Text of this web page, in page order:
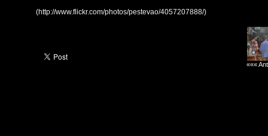
(http://www.flickr.com/photos/pestevao/4057207888/)
«««